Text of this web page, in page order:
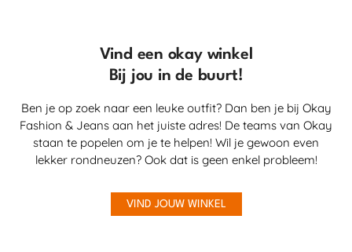
Vind een okay winkel
Bij jou in de buurt!
Ben je op zoek naar een leuke outfit? Dan ben je bij Okay
Fashion & Jeans aan het juiste adres! De teams van Okay
staan te popelen om je te helpen! Wil je gewoon even
lekker rondneuzen? Ook dat is geen enkel probleem!
VIND JOUW WINKEL